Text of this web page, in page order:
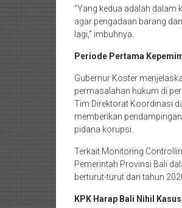
“Yang kedua adalah dalam
agar pengadaan barang
lagi,” imbuhnya.
Periode Pertama
Gubernur Koster
permasalahan hukum di
Tim Direktorat Koordinasi
memberikan
pidana korupsi.
Terkait Monitoring
Pemerintah Provinsi Bali
berturut-turut dari tahun
KPK Harap Bali Nihil